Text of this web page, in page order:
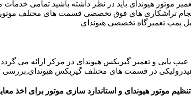
موتور هیوندای باید در نظر داشته باشید تمامی
انجام تراشکاری های فوق تخصصی قسمت های مختلف
عیب یابی و تعمیر گیربکس هیوندای در مرکز ارائه
در قسمت های مختلف گیربکس هیوندای,بررسی
موتور هیوندای و استاندارد سازی موتور برای اخذ